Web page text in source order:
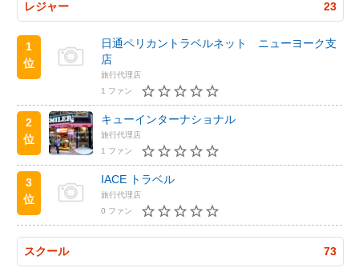
レジャー 23
1
位
日通ペリカントラベルネット ニューヨーク支
店
旅行代理店
1 ファン
2
位
キューインターナショナル
旅行代理店
1 ファン
3
位
IACE トラベル
旅行代理店
0 ファン
スクール 73